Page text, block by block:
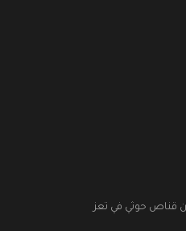
قناص حوثي في تعز